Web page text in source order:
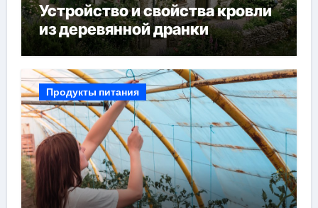
Устройство и свойства кровли
из деревянной дранки
Продукты питания